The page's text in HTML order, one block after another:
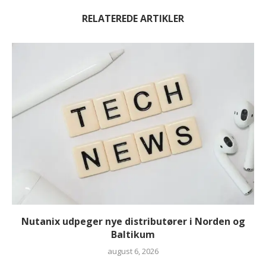
RELATEREDE ARTIKLER
Nutanix udpeger nye distributører i Norden og
Baltikum
august 6, 2026